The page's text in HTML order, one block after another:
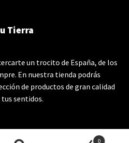
Tierra
un trocito de España, de los
En nuestra tienda podrás
de productos de gran calidad
sentidos.
0